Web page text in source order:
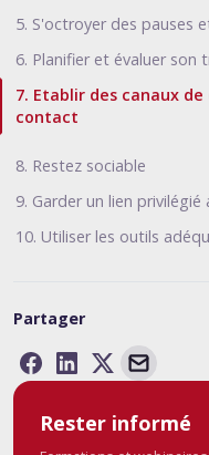
5. S'octroyer des pauses
6. Planifier et évaluer son
7. Etablir des canaux
contact
8. Restez sociable
9. Garder un lien privilégié
10. Utiliser les outils
Partager
Rester informé